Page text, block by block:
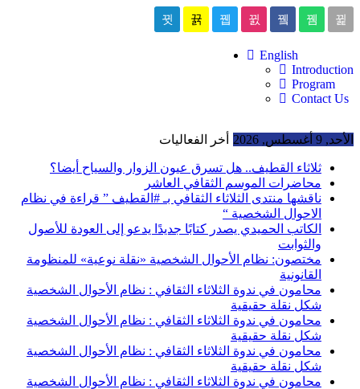
English
Introduction
Program
Contact Us
الأحد, 9 أغسطس, 2026 أخر الفعاليات
ثلاثاء القطيف.. هل تسرق عيون الزوار والسياح أيضا؟
محاضرات الموسم الثقافي العاشر
ناقشها منتدى الثلاثاء الثقافي بـ #القطيف ” قراءة في نظام
الاحوال الشخصية “
الكاتب الحميدي يصدر كتابًا جديدًا يدعو إلى العودة للأصول
والثوابت
مختصون: نظام الأحوال الشخصية «نقلة نوعية» للمنظومة
القانونية
محامون في ندوة الثلاثاء الثقافي : نظام الأحوال الشخصية
شكل نقلة حقيقية
محامون في ندوة الثلاثاء الثقافي : نظام الأحوال الشخصية
شكل نقلة حقيقية
محامون في ندوة الثلاثاء الثقافي : نظام الأحوال الشخصية
شكل نقلة حقيقية
محامون في ندوة الثلاثاء الثقافي : نظام الأحوال الشخصية